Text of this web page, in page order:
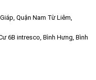
Quận Nam Từ Liêm,
6B intresco, Bình Hưng, Bình